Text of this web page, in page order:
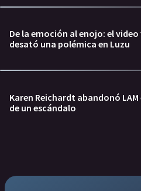
De la emoción al enojo: el
desató una polémica en Luzu
Karen Reichardt abandonó
de un escándalo